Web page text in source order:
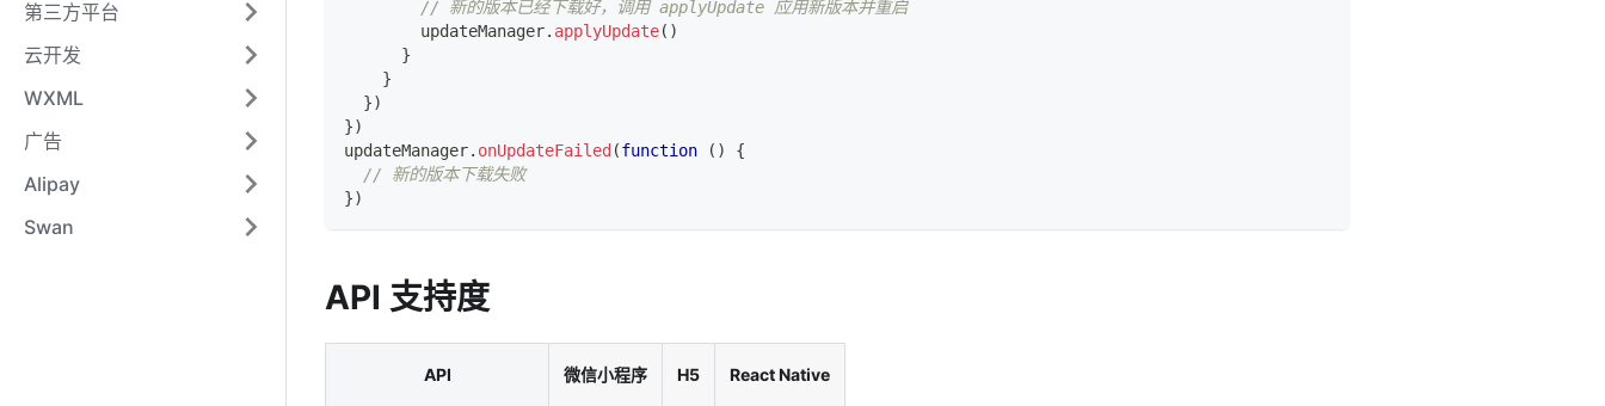
第三方平台
云开发
WXML
广告
Alipay
Swan
// 新的版本已经下载好，调用 applyUpdate 应用新版本并重启
        updateManager
. applyUpdate( )
}
}
})
})
updateManager. onUpdateFailed (function ( )
{
// 新的版本下载失败
})
API 支持度
API 微信小程序 H5 React Native